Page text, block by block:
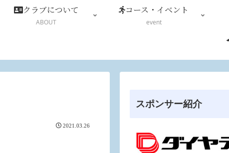
クラブについて
ABOUT
コース・イベント
event
2021.03.26
スポンサー紹介